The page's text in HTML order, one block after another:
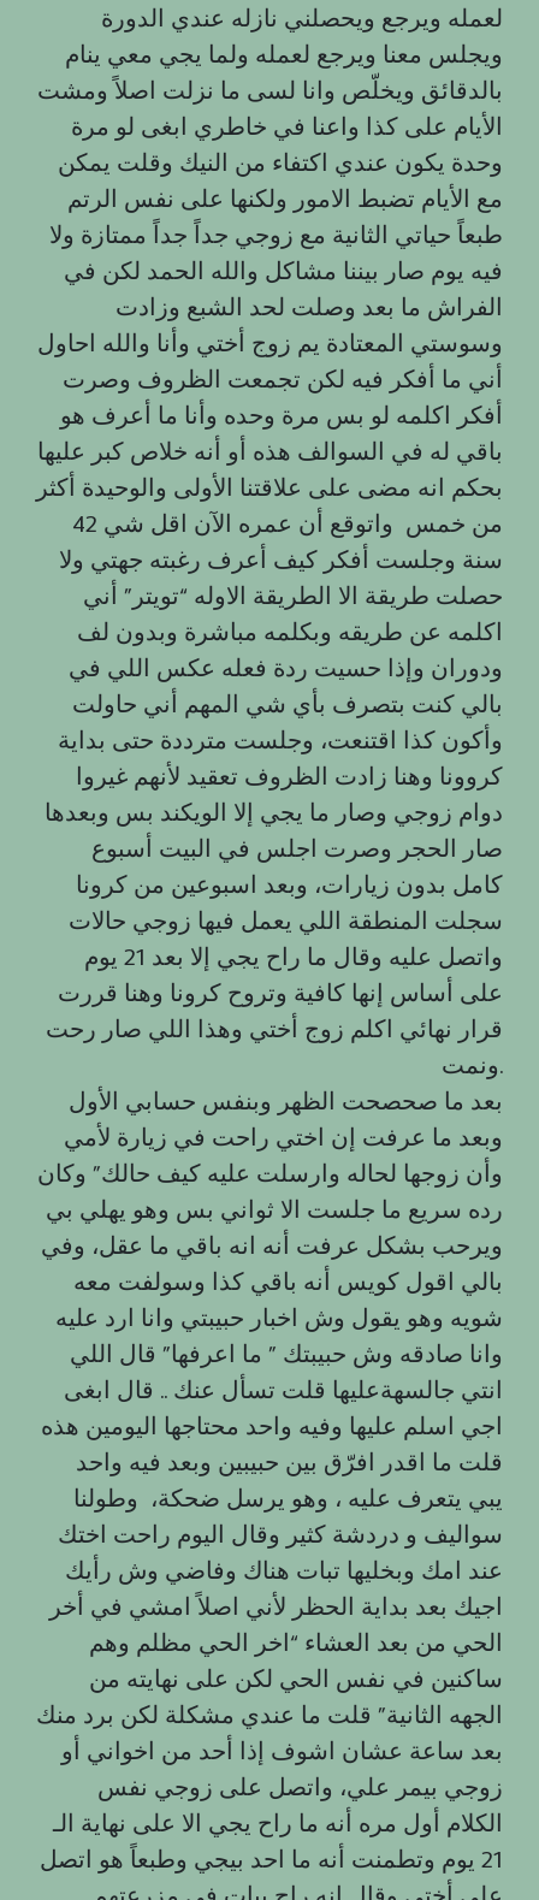
لعمله ويرجع ويحصلني نازله عندي الدورة
ويجلس معنا ويرجع لعمله ولما يجي معي ينام
بالدقائق ويخلّص وانا لسى ما نزلت اصلاً ومشت
الأيام على كذا واعنا في خاطري ابغى لو مرة
وحدة يكون عندي اكتفاء من النيك وقلت يمكن
مع الأيام تضبط الامور ولكنها على نفس الرتم
طبعاً حياتي الثانية مع زوجي جداً جداً ممتازة ولا
فيه يوم صار بيننا مشاكل والله الحمد لكن في
الفراش ما بعد وصلت لحد الشبع وزادت
وسوستي المعتادة يم زوج أختي وأنا والله احاول
أني ما أفكر فيه لكن تجمعت الظروف وصرت
أفكر اكلمه لو بس مرة وحده وأنا ما أعرف هو
باقي له في السوالف هذه أو أنه خلاص كبر عليها
بحكم انه مضى على علاقتنا الأولى والوحيدة أكثر
من خمس واتوقع أن عمره الآن اقل شي 42
سنة وجلست أفكر كيف أعرف رغبته جهتي ولا
حصلت طريقة الا الطريقة الاوله “تويتر” أني
اکلمه عن طريقه وبكلمه مباشرة وبدون لف
ودوران وإذا حسيت ردة فعله عكس اللي في
بالي كنت بتصرف بأي شي المهم أني حاولت
وأكون كذا اقتنعت، وجلست مترددة حتى بداية
كروونا وهنا زادت الظروف تعقيد لأنهم غيروا
دوام زوجي وصار ما يجي إلا الويكند بس وبعدها
صار الحجر وصرت اجلس في البيت أسبوع
کامل بدون زيارات، وبعد اسبوعين من كرونا
سجلت المنطقة اللي يعمل فيها زوجي حالات
واتصل عليه وقال ما راح يجي إلا بعد 21 يوم
على أساس إنها كافية وتروح كرونا وهنا قررت
قرار نهائي اكلم زوج أختي وهذا اللي صار رحت
ونمت.
بعد ما صحصحت الظهر وبنفس حسابي الأول
وبعد ما عرفت إن اختي راحت في زيارة لأمي
وأن زوجها لحاله وارسلت عليه كيف حالك” وكان
رده سريع ما جلست الا ثواني بس وهو يهلي بي
ويرحب بشكل عرفت أنه انه باقي ما عقل، وفي
بالي اقول كويس أنه باقي كذا وسولفت معه
شويه وهو يقول وش اخبار حبيبتي وانا ارد عليه
وانا صادقه وش حبيبتك ” ما اعرفها” قال اللي
انتي جالسهةعليها قلت تسأل عنك .. قال ابغى
اجي اسلم عليها وفيه واحد محتاجها اليومين هذه
قلت ما اقدر افرّق بين حبيبين وبعد فيه واحد
يبي يتعرف عليه ، وهو يرسل ضحكة، وطولنا
سواليف و دردشة كثير وقال اليوم راحت اختك
عند امك وبخليها تبات هناك وفاضي وش رأيك
اجيك بعد بداية الحظر لأني اصلاً امشي في أخر
الحي من بعد العشاء “اخر الحي مظلم وهم
ساكنين في نفس الحي لكن على نهايته من
الجهه الثانية” قلت ما عندي مشكلة لكن برد منك
بعد ساعة عشان اشوف إذا أحد من اخواني أو
زوجي بيمر علي، واتصل على زوجي نفس
الكلام أول مره أنه ما راح يجي الا على نهاية الـ
21 يوم وتطمنت أنه ما احد بيجي وطبعاً هو اتصل